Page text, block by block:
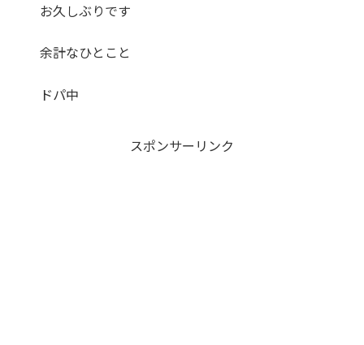
お久しぶりです
余計なひとこと
ドパ中
スポンサーリンク